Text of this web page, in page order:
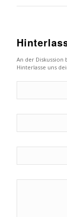
An der Diskussion
Hinterlasse uns